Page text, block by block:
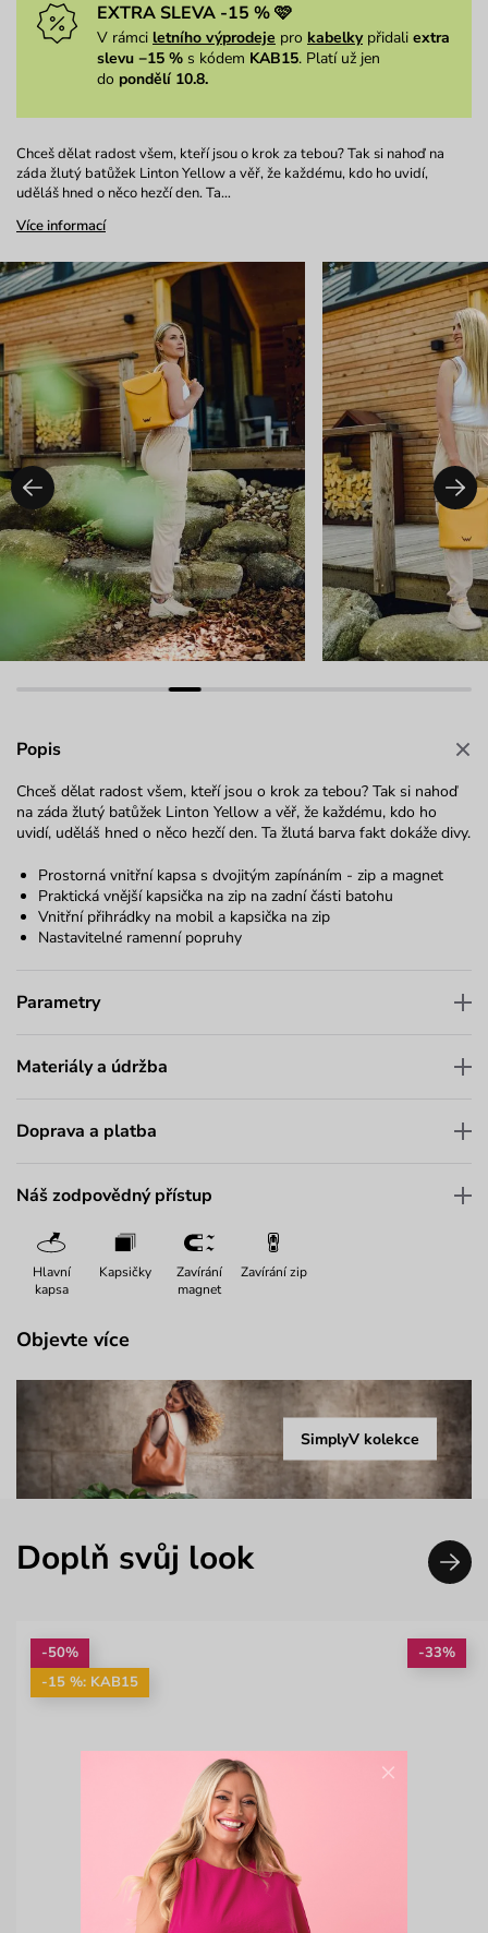
EXTRA SLEVA -15 % 🩷
V rámci letního výprodeje pro kabelkypřidali extra
slevu −15 % s kódem KAB15. Platí už jen
do pondělí 10.8.
Chceš dělat radost všem, kteří jsou o krok za tebou? Tak si nahoď na
záda žlutý batůžek Linton Yellow a věř, že každému, kdo ho uvidí,
uděláš hned o něco hezčí den. Ta…
Více informací
Popis
Chceš dělat radost všem, kteří jsou o krok za tebou? Tak si nahoď
na záda žlutý batůžek Linton Yellow a věř, že každému, kdo ho
uvidí, uděláš hned o něco hezčí den. Ta žlutá barva fakt dokáže divy.
Prostorná vnitřní kapsa s dvojitým zapínáním - zip a magnet
Praktická vnější kapsička na zip na zadní části batohu
Vnitřní přihrádky na mobil a kapsička na zip
Nastavitelné ramenní popruhy
Parametry
Materiály a údržba
Doprava a platba
Náš zodpovědný přístup
Hlavní
kapsa
Kapsičky
Zavírání
magnet
Zavírání zip
Objevte více
SimplyV kolekce
Doplň svůj look
-50%
-15 %: KAB15
-33%
×